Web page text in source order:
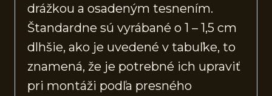
drážkou a osadeným tesnením.
Štandardne sú vyrábané o 1 – 1,5 cm
dlhšie, ako je uvedené v tabuľke, to
znamená, že je potrebné ich upraviť
pri montáži podľa presného